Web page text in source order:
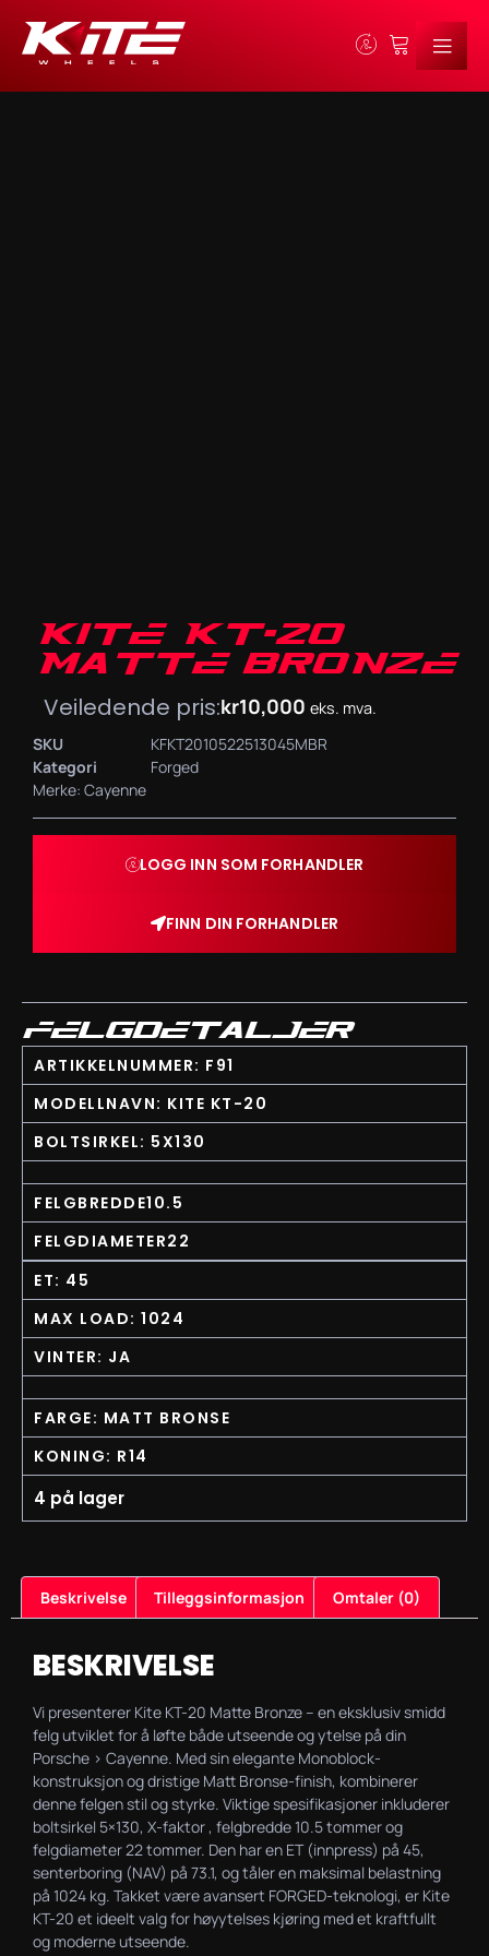
KITE KT-20
MATTE BRONZE
Veiledende pris:kr10,000 eks. mva.
SKU
KFKT2010522513045MBR
Kategori
Forged
Merke: Cayenne
LOGG INN SOM FORHANDLER
FINN DIN FORHANDLER
FELGDETALJER
ARTIKKELNUMMER: F91
MODELLNAVN: KITE KT-20
BOLTSIRKEL: 5X130
FELGBREDDE10.5
FELGDIAMETER22
ET: 45
MAX LOAD: 1024
VINTER: JA
FARGE: MATT BRONSE
KONING: R14
4 på lager
Beskrivelse Tilleggsinformasjon Omtaler (0)
BESKRIVELSE
Vi presenterer Kite KT-20 Matte Bronze – en eksklusiv smidd
felg utviklet for å løfte både utseende og ytelse på din
Porsche > Cayenne. Med sin elegante Monoblock-
konstruksjon og dristige Matt Bronse-finish, kombinerer
denne felgen stil og styrke. Viktige spesifikasjoner inkluderer
boltsirkel 5×130, X-faktor , felgbredde 10.5 tommer og
felgdiameter 22 tommer. Den har en ET (innpress) på 45,
senterboring (NAV) på 73.1, og tåler en maksimal belastning
på 1024 kg. Takket være avansert FORGED-teknologi, er Kite
KT-20 et ideelt valg for høyytelses kjøring med et kraftfullt
og moderne utseende.